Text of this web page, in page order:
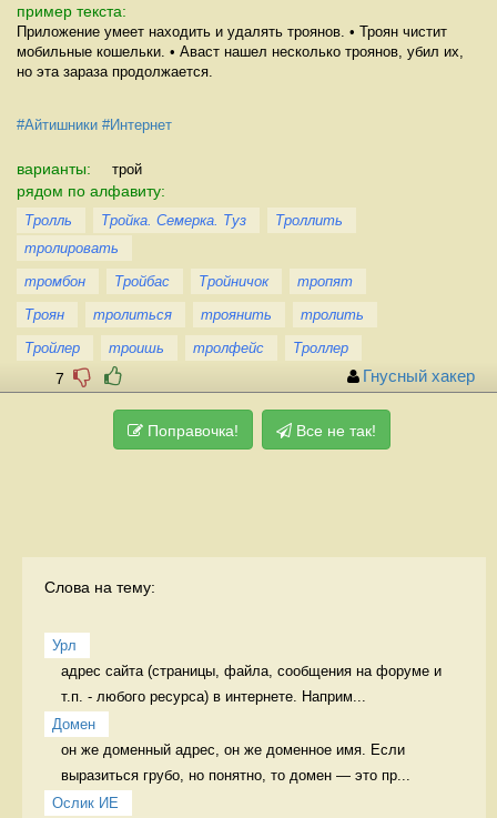
пример текста:
Приложение умеет находить и удалять троянов. • Троян чистит
мобильные кошельки. • Аваст нашел несколько троянов, убил их,
но эта зараза продолжается.
#Айтишники #Интернет
варианты: трой
рядом по алфавиту:
Тролль Тройка. Семерка. Туз
Троллить
тролировать
тромбон
Тройбас Тройничок
тропят
Троян
тролиться троянить
тролить
Тройлер
троишь тролфейс Троллер
7 Гнусный хакер
Поправочка! Все не так!
Слова на тему:
Урл
адрес сайта (страницы, файла, сообщения на форуме и
т.п. - любого ресурса) в интернете. Наприм...
Домен
он же доменный адрес, он же доменное имя. Если
выразиться грубо, но понятно, то домен — это пр...
Ослик ИЕ